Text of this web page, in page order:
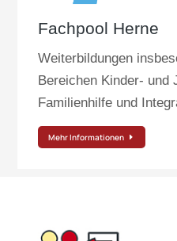
Fachpool Herne
Weiterbildungen
Bereichen Kinder- und
Familienhilfe und
Mehr Informationen